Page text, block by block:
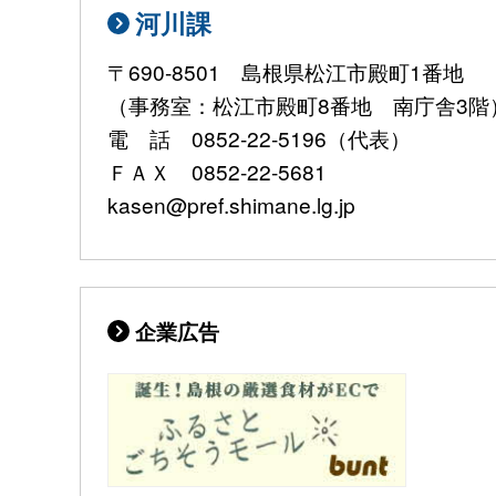
河川課
〒690-8501 島根県松江市殿町1番地
（事務室：松江市殿町8番地 南庁舎3階
電 話 0852-22-5196（代表）
ＦＡＸ 0852-22-5681
kasen@pref.shimane.lg.jp
企業広告